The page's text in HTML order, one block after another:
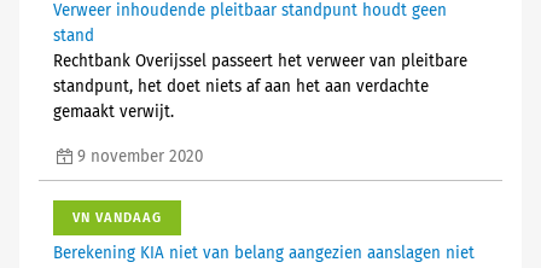
Verweer inhoudende pleitbaar standpunt houdt geen
stand
Rechtbank Overijssel passeert het verweer van pleitbare
standpunt, het doet niets af aan het aan verdachte
gemaakt verwijt.
9 november 2020
VN VANDAAG
Berekening KIA niet van belang aangezien aanslagen niet